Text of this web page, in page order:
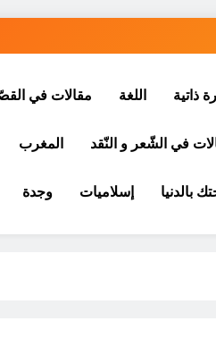
ذاتية اللغة مقالات في
في الشّعر و النّقد المغرب
بالدنيا إسلاميات وجدة